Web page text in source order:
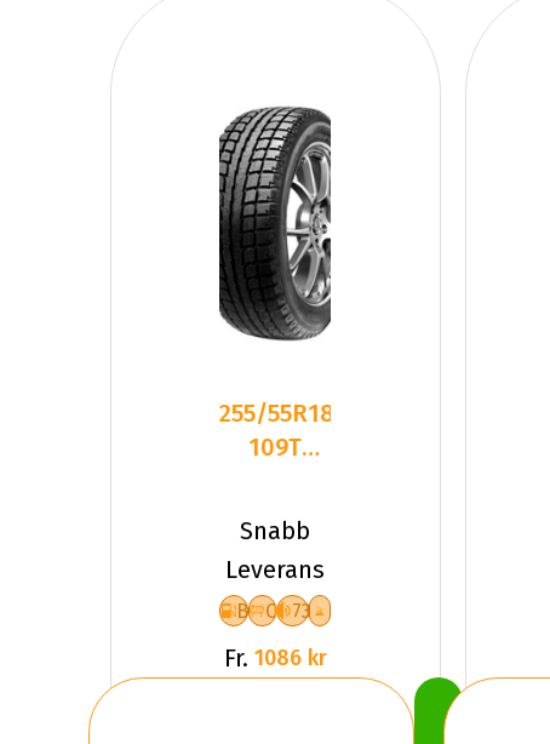
255/55R18
109T
Trek M7
MFS
Friktion
Snabb
Leverans
B C 73
Fr. 1086 kr